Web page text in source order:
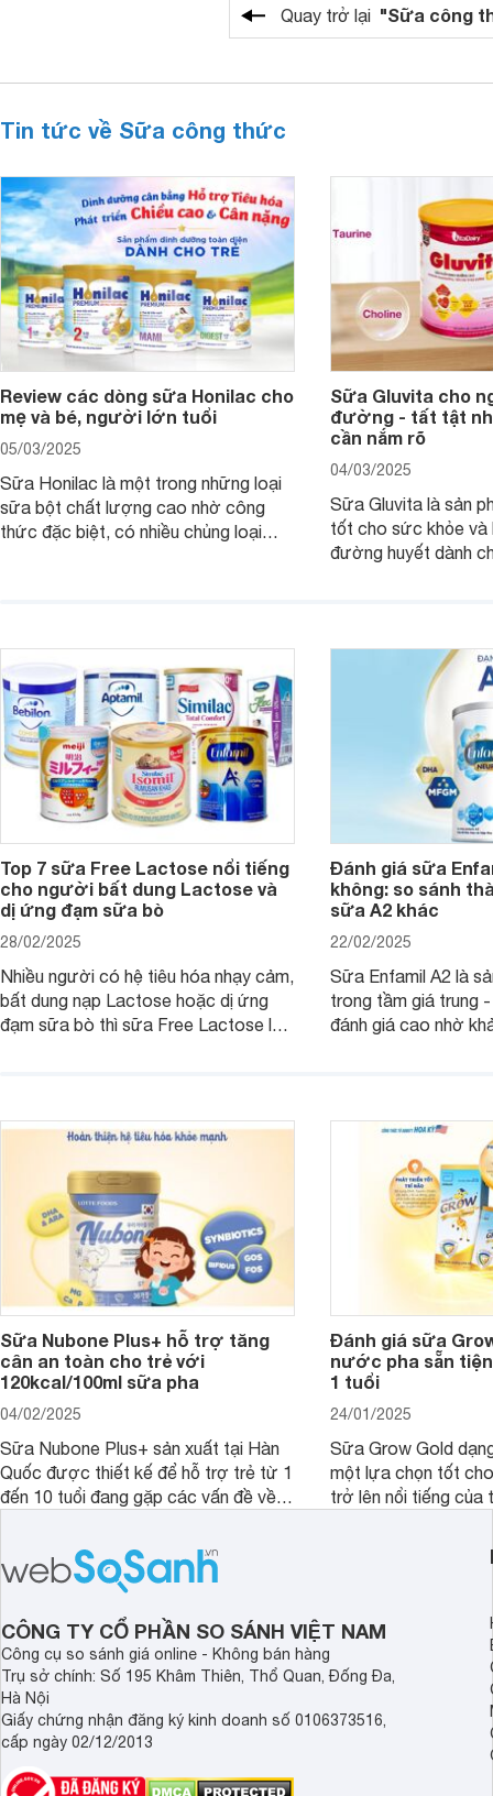
Quay trở lại "Sữa công
Tin tức về Sữa công thức
Review các dòng sữa Honilac cho
mẹ và bé, người lớn tuổi
05/03/2025
Sữa Honilac là một trong những loại
sữa bột chất lượng cao nhờ công
thức đặc biệt, có nhiều chủng loại
Sữa Gluvita cho
đường - tất tật
cần nắm rõ
04/03/2025
Sữa Gluvita là sản
tốt cho sức khỏe và
đường huyết dành
thể gì, hãy cùng
hiểu ngay trong bài
Top 7 sữa Free Lactose nổi tiếng
cho người bất dung Lactose và
dị ứng đạm sữa bò
28/02/2025
Nhiều người có hệ tiêu hóa nhạy cảm,
bất dung nạp Lactose hoặc dị ứng
đạm sữa bò thì sữa Free Lactose là
người lớn, giúp giải quyết tình trạng rối
loạn tiêu hóa, hấp thu dễ dàng hơn.
Đánh giá sữa
không: so sánh
sữa A2 khác
22/02/2025
Sữa Enfamil A2 là
trong tầm giá trung
đánh giá cao nhờ
dưỡng toàn diện
Sữa Nubone Plus+ hỗ trợ tăng
cân an toàn cho trẻ với
120kcal/100ml sữa pha
04/02/2025
Sữa Nubone Plus+ sản xuất tại Hàn
Quốc được thiết kế để hỗ trợ trẻ từ 1
đến 10 tuổi đang gặp các vấn đề về
dinh dưỡng. Sản phẩm đến từ thương
hiệu Lotte đứng số 1 Hàn Quốc, với
mức giá thành ổn phù hợp với người
dùng Việt.
Đánh giá sữa
nước pha sẵn
1 tuổi
24/01/2025
Sữa Grow Gold
một lựa chọn tốt
trở lên nổi tiếng của
Malaysia. Với thành
đầy đủ và hương vị
thể chất mà còn hỗ
giác.
CÔNG TY CỔ PHẦN SO SÁNH VIỆT NAM
Công cụ so sánh giá online - Không bán hàng
Trụ sở chính: Số 195 Khâm Thiên, Thổ Quan, Đống Đa,
Hà Nội
Giấy chứng nhận đăng ký kinh doanh số 0106373516,
cấp ngày 02/12/2013